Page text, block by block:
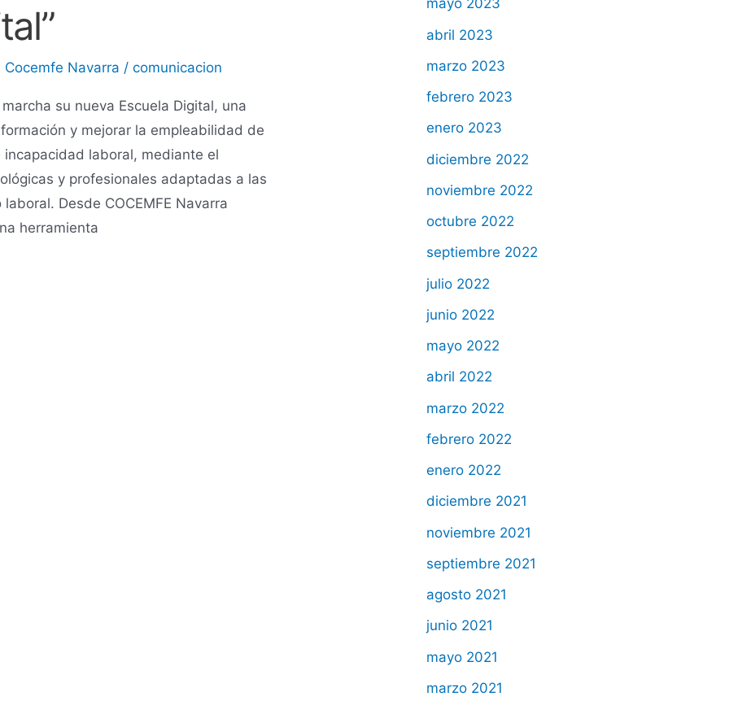
Cocemfe Navarra /comunicacion
su nueva Escuela Digital, una
y mejorar la empleabilidad de
laboral, mediante el
y profesionales adaptadas a las
Desde COCEMFE Navarra
herramienta
mayo 2023
abril 2023
marzo 2023
febrero 2023
enero 2023
diciembre 2022
noviembre 2022
octubre 2022
septiembre 2022
julio 2022
junio 2022
mayo 2022
abril 2022
marzo 2022
febrero 2022
enero 2022
diciembre 2021
noviembre 2021
septiembre 2021
agosto 2021
junio 2021
mayo 2021
marzo 2021